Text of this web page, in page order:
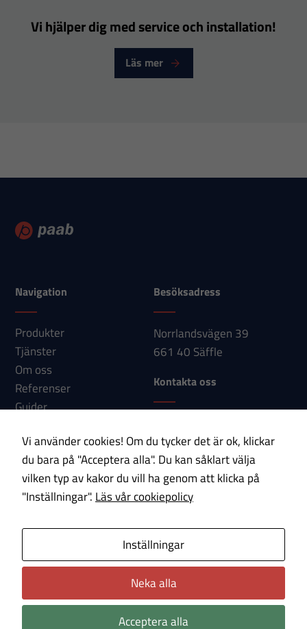
Vi hjälper dig med service och installation!
Läs mer
Navigation
Produkter
Tjänster
Om oss
Referenser
Guider
Kontakt
Besöksadress
Norrlandsvägen 39
661 40 Säffle
Kontakta oss
E-post:
info@paab.com
Prenumerera på vårt nyhetsbrev!
Integritetspolicy
Vi använder cookies! Om du tycker det är ok, klickar
du bara på "Acceptera alla". Du kan såklart välja
vilken typ av kakor du vill ha genom att klicka på
"Inställningar". Läs vår cookiepolicy
Inställningar
Neka alla
Acceptera alla
över huvud
fungera.
hemsidans
hemsidan
Upplevelse
För att vår
prestera så
möjligt under
ditt besök.
Om du nekar
dessa
funktionalitet
att försvinna
från
hemsidan.